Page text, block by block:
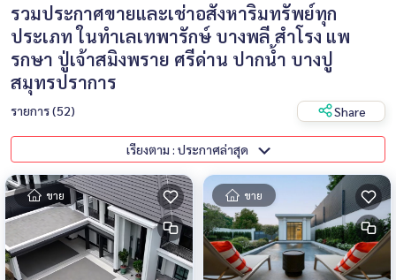
รวมประกาศขายและเช่าอสังหาริมทรัพย์ทุก
ประเภท ในทำเลเทพารักษ์ บางพลี สำโรง แพ
รกษา ปู่เจ้าสมิงพราย ศรีด่าน ปากน้ำ บางปู
สมุทรปราการ
รายการ (52) Share
เรียงตาม : ประกาศล่าสุด
ขาย ขาย